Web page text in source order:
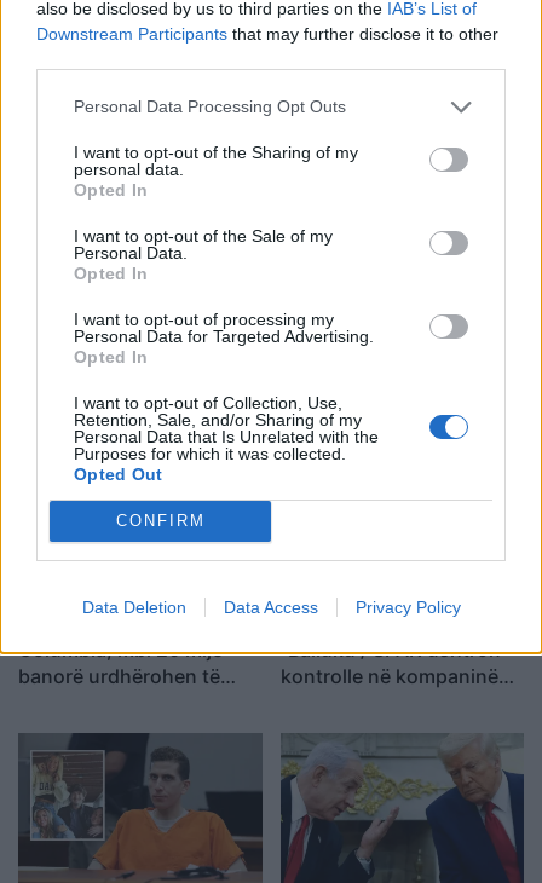
also be disclosed by us to third parties on the IAB’s List of
Downstream Participants that may further disclose it to other
Personal Data Processing Opt Outs
I want to opt-out of the Sharing of my
personal data.
Opted In
I want to opt-out of the Sale of my
Personal Data.
Opted In
I want to opt-out of processing my
Personal Data for Targeted Advertising.
Opted In
I want to opt-out of Collection, Use,
Retention, Sale, and/or Sharing of my
Personal Data that Is Unrelated with the
Purposes for which it was collected.
Opted Out
CONFIRM
Data Deletion Data Access Privacy Policy
Masakër mjedisore në
Gjirin e Lalzit/ Ujërat e
zeza derdhen në det,
ndotet bregdeti në kulmin
e sezonit
Dy mijë vjet mësime dhe
Zjarr masiv në British
Columbia, mbi 20 mijë
banorë urdhërohen të
Hetimet për dosjen
“Balluku”/ SPAK ushtron
kontrolle në kompaninë
projekti i arredimit të vilës
luksoze